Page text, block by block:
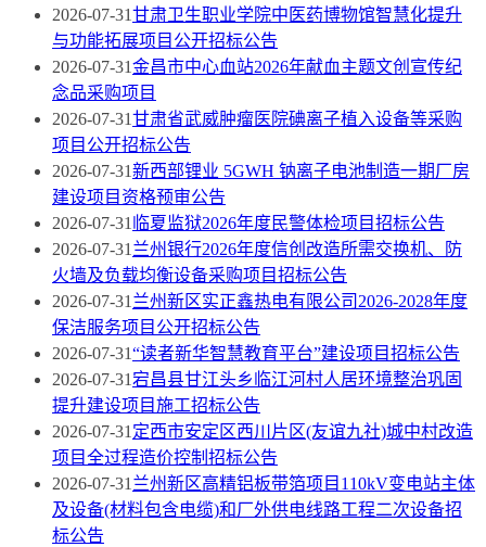
2026-07-31甘肃卫生职业学院中医药博物馆智慧化提升
与功能拓展项目公开招标公告
2026-07-31金昌市中心血站2026年献血主题文创宣传纪
念品采购项目
2026-07-31甘肃省武威肿瘤医院碘离子植入设备等采购
项目公开招标公告
2026-07-31新西部锂业 5GWH 钠离子电池制造一期厂房
建设项目资格预审公告
2026-07-31临夏监狱2026年度民警体检项目招标公告
2026-07-31兰州银行2026年度信创改造所需交换机、防
火墙及负载均衡设备采购项目招标公告
2026-07-31兰州新区实正鑫热电有限公司2026-2028年度
保洁服务项目公开招标公告
2026-07-31“读者新华智慧教育平台”建设项目招标公告
2026-07-31宕昌县甘江头乡临江河村人居环境整治巩固
提升建设项目施工招标公告
2026-07-31定西市安定区西川片区(友谊九社)城中村改造
项目全过程造价控制招标公告
2026-07-31兰州新区高精铝板带箔项目110kV变电站主体
及设备(材料包含电缆)和厂外供电线路工程二次设备招
标公告